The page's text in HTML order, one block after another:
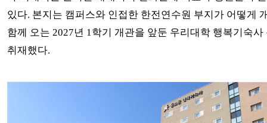
있다. 본지는 캠퍼스와 인접한 한전연수원 부지가 어떻게
함께 오는 2027년 1학기 개관을 앞둔 우리대학 행복기숙사
취재했다.